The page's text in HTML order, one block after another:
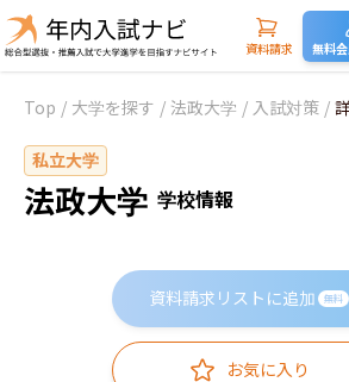
資料請求 無料
Top / 大学を探す / 法政大学 / 入試対策 /
私立大学
法政大学 学校情報
資料請求リストに追加 無料
お気に入り